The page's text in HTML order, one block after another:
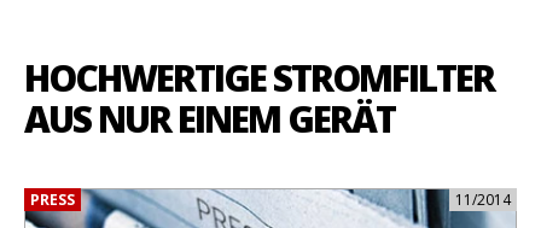
HOCHWERTIGE STROMFILTER
AUS NUR EINEM GERÄT
PRESS 11/2014